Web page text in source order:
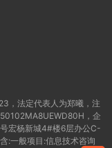
，法定代表人为郑曦，注
，企
宏杨新城4#楼6层办公C-
:一般项目:信息技术咨询